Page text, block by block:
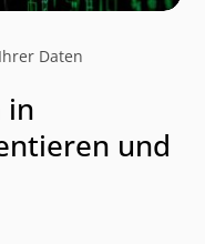
Daten
in
und